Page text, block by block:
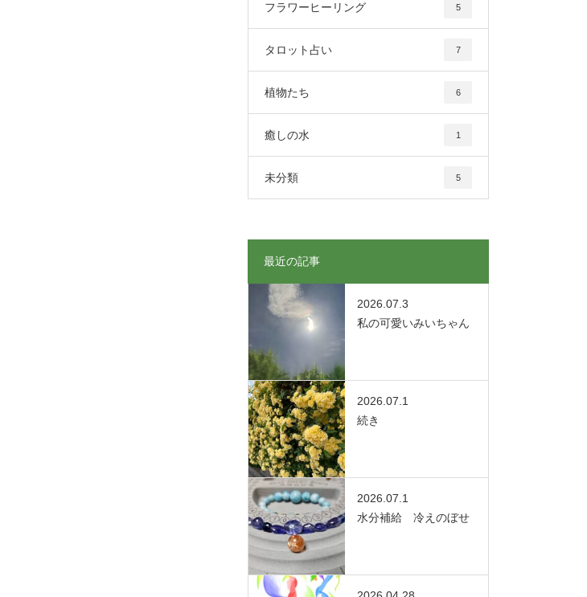
フラワーヒーリング 5
タロット占い 7
植物たち 6
癒しの水 1
未分類 5
最近の記事
2026.07.3
私の可愛いみいちゃん
2026.07.1
続き
2026.07.1
水分補給 冷えのぼせ